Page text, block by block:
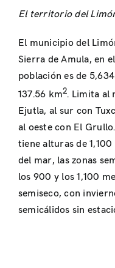
El territorio del
El municipio del
Sierra de Amula, en
población es de
137.56 km2. Limita al
Ejutla, al sur con
al oeste con El
tiene alturas de
del mar, las zonas
los 900 y los 1,100
semiseco, con
semicálidos sin